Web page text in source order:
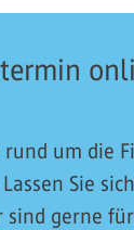
rund um die
Sie
gerne